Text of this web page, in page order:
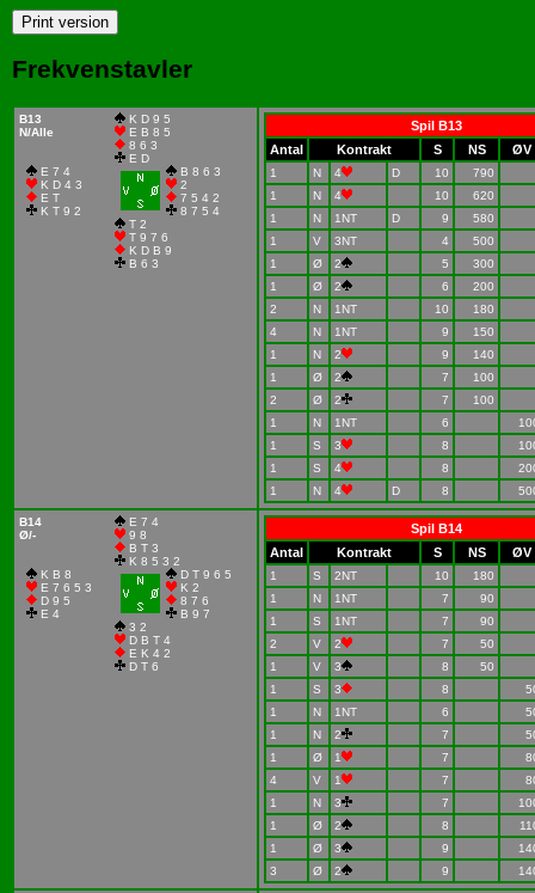
Frekvenstavler
B13
N/Alle
K D 9 5
E B 8 5
8 6 3
E D
E 7 4
K D 4 3
E T
K T 9 2
B 8 6 3
2
7 5 4 2
8 7 5 4
T 2
T 9 7 6
K D B 9
B 6 3
Spil B13
Antal
Kontrakt S NS ØV
1 N 4 D 10
790
1
N 4 10
620
1
N 1NT D 9
580
1
V 3NT 4
500
1
Ø 2 5
300
1
Ø 2 6
200
2
N 1NT 10
180
4
N 1NT 9
150
1
N 2 9
140
1
Ø 2 7
100
2
Ø 2 7
100
1
N 1NT 6
1
S 3 8
1
S 4 8
1
N 4 D 8
B14
Ø/-
E 7 4
9 8
B T 3
K 8 5 3 2
K B 8
E 7 6 5 3
D 9 5
E 4
D T 9 6 5
K 2
8 7 6
B 9 7
3 2
D B T 4
E K 4 2
D T 6
Spil B14
Antal
Kontrakt S NS ØV
1 S 2NT 10
180
1
N 1NT 7
90
1
S 1NT 7
90
2
V 2 7
50
1
V 3 8
50
1
S 3 8
1
N 1NT 6
1
N 2 7
1
Ø 1 7
4
V 1 7
1
N 3 7
1
Ø 2 8
1
Ø 3 9
3
Ø 2 9